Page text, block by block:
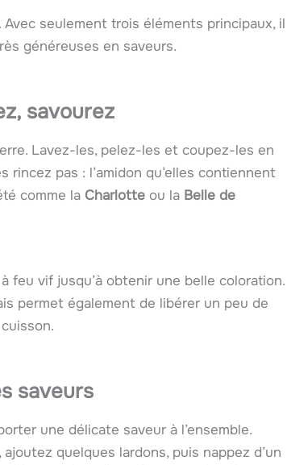
seulement trois éléments principaux, il
généreuses en saveurs.
savourez
Lavez-les, pelez-les et coupez-les en
rincez pas : l’amidon qu’elles contiennent
comme la Charlotte ou la Belle de
feu vif jusqu’à obtenir une belle coloration.
permet également de libérer un peu de
saveurs
une délicate saveur à l’ensemble.
quelques lardons, puis nappez d’un